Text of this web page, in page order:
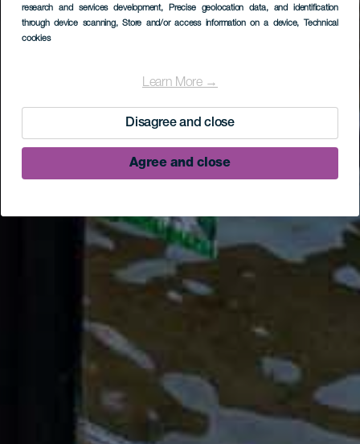
research and services development, Precise geolocation data, and identification
through device scanning, Store and/or access information on a device, Technical
cookies
Learn More →
Disagree and close
Agree and close